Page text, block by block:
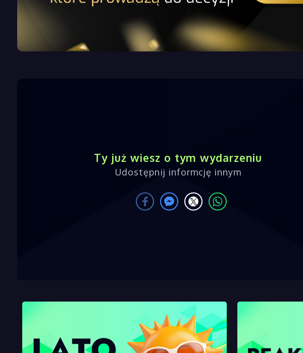
Ty już wiesz o tym wydarzeniu
Udostępnij informcję innym